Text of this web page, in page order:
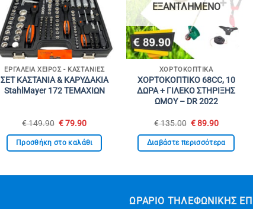
ΕΡΓΑΛΕΊΑ ΧΕΙΡΌΣ - ΚΑΣΤΆΝΙΕΣ
ΣΕΤ ΚΑΣΤΑΝΙΑ & ΚΑΡΥΔΑΚΙΑ
StahlMayer 172 ΤΕΜΑΧΙΩΝ
€149.90 Original
was:
€ 149.90.
€79.90Η
τιμή
είναι:
Προσθήκη στο καλάθι
ΕΞΑΝΤΛΗΜΈΝΟ
ΧΟΡΤΟΚΟΠΤΙΚΆ
ΧΟΡΤΟΚΟΠΤΙΚΟ 68CC, 10
ΔΩΡΑ + ΓΙΛΕΚΟ ΣΤΗΡΙΞΗΣ
ΩΜΟΥ – DR 2022
€135.00 Original
was:
€ 135.00.
€89.90Η
τιμή
είναι:
Διαβάστε περισσότερα
ΩΡΆΡΙΟ ΤΗΛΕΦΩΝΙΚΉΣ